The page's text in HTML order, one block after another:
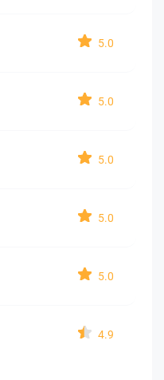
5.0
5.0
5.0
5.0
5.0
4.9